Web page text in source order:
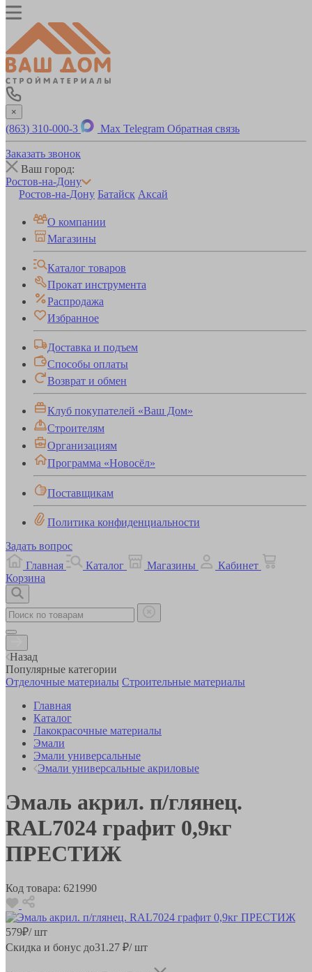
×
(863) 310-000-3 Max Telegram Обратная связь
Заказать звонок
Ваш город:
Ростов-на-Дону
Ростов-на-Дону Батайск Аксай
О компании
Магазины
Каталог товаров
Прокат инструмента
Распродажа
Избранное
Доставка и подъем
Способы оплаты
Возврат и обмен
Клуб покупателей «Ваш Дом»
Строителям
Организациям
Программа «Новосёл»
Поставщикам
Политика конфиденциальности
Задать вопрос
Главная
Каталог Магазины
Кабинет
Корзина
Назад
Популярные категории
Отделочные материалы Строительные материалы
Главная
Каталог
Лакокрасочные материалы
Эмали
Эмали универсальные
Эмали универсальные акриловые
Эмаль акрил. п/глянец.
RAL7024 графит 0,9кг
ПРЕСТИЖ
Код товара: 621990
579₽/ шт
Скидка и бонус до31.27 ₽/ шт